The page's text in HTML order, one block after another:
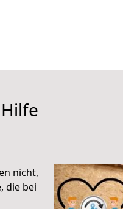
nicht,
die bei